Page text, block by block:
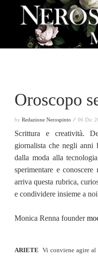
Oroscopo
by Redazione Nerospinto ⁄ 06 Dic
Scrittura e creatività.
giornalista che negli anni
dalla moda alla
sperimentare e
arriva questa rubrica,
e condividere insieme a
Monica Renna founder
ARIETE Vi conviene agire al